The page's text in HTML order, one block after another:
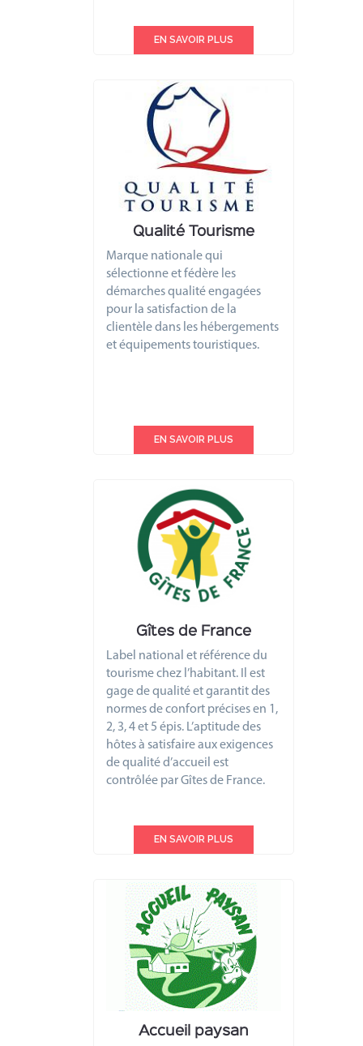
EN SAVOIR PLUS
Qualité Tourisme
Marque nationale qui
sélectionne et fédère les
démarches qualité engagées
pour la satisfaction de la
clientèle dans les hébergements
et équipements touristiques.
EN SAVOIR PLUS
Gîtes de France
Label national et référence du
tourisme chez l’habitant. Il est
gage de qualité et garantit des
normes de confort précises en 1,
2, 3, 4 et 5 épis. L’aptitude des
hôtes à satisfaire aux exigences
de qualité d’accueil est
contrôlée par Gîtes de France.
EN SAVOIR PLUS
Accueil paysan